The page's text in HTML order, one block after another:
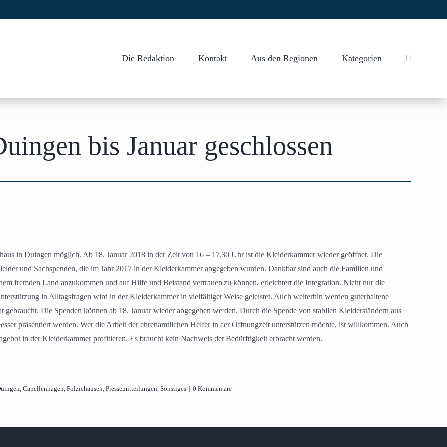
Die Redaktion Kontakt Aus den Regionen Kategorien
bis Januar geschlossen
in Duingen möglich. Ab 18. Januar 2018 in der Zeit von 16 – 17.30 Uhr ist die Kleiderkammer wieder geöffnet. Die
und Sachspenden, die im Jahr 2017 in der Kleiderkammer abgegeben wurden. Dankbar sind auch die Familien und
fremden Land anzukommen und auf Hilfe und Beistand vertrauen zu können, erleichtert die Integration. Nicht nur die
in Alltagsfragen wird in der Kleiderkammer in vielfältiger Weise geleistet. Auch weiterhin werden guterhaltene
Die Spenden können ab 18. Januar wieder abgegeben werden. Durch die Spende von stabilen Kleiderständern aus
präsentiert werden. Wer die Arbeit der ehrenamtlichen Helfer in der Öffnungzeit unterstützen möchte, ist willkommen. Auch
in der Kleiderkammer profitieren. Es braucht kein Nachweis der Bedürftigkeit erbracht werden.
Capellenhagen, Fölziehausen, Pressemitteilungen, Sonstiges | 0 Kommentare